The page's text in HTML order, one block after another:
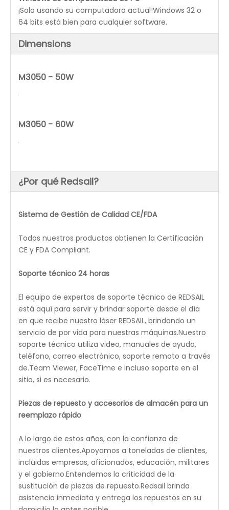
escritorio como de pie en el suelo.
La mesa en Z motorizada con una altura de trabajo
vertical en el eje Z.
hasta 10' de altura.
Sistema de accionamiento paso a paso
paso de la misma clase disponible con la más alta
Nueva y sencilla conectividad láser/PC a través de.O
Varias opciones de conectividad láser a PC - USB
Windows de compatibilidad de PC
¡Solo usando su computadora actual!Windows 32 o
64 bits está bien para cualquier software.
Dimensions
M3050 - 50W